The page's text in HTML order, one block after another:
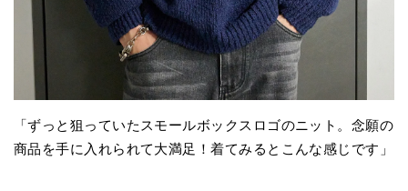
「ずっと狙っていたスモールボックスロゴのニット。念願の
商品を手に入れられて大満足！着てみるとこんな感じです」